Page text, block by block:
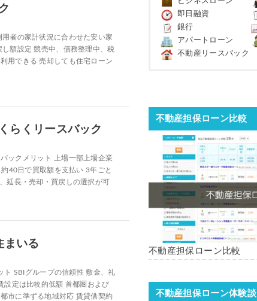
者の家計状況に合わせた安い家
額設定 競売中、債務整理中、税
用できる 売却しても住宅ローン
らくリースバック
ックメリット 上場一部上場企業
40日で買取額を支払い 3年ごと
延長・売却・買戻しの選択が可
まいる
ト SBIグループの信頼性 敷金、礼
設定は比較的低額 首都圏および
市に準ずる地域対応 賃貸借契約
即日融資
銀行
アパートローン
不動産リースバック
不動産担保ローン比較
不動産担保ローン比較
不動産担保ローン体験談